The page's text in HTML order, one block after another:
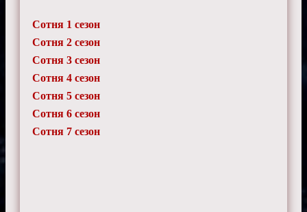
Сотня 1 сезон
Сотня 2 сезон
Сотня 3 сезон
Сотня 4 сезон
Сотня 5 сезон
Сотня 6 сезон
Сотня 7 сезон